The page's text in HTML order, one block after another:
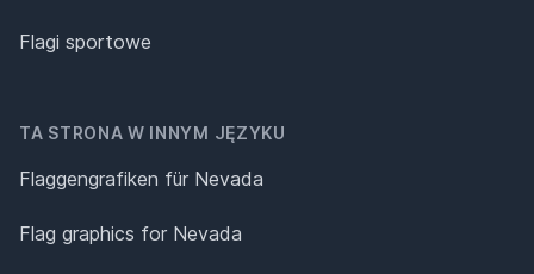
Flagi sportowe
TA STRONA W INNYM JĘZYKU
Flaggengrafiken für Nevada
Flag graphics for Nevada